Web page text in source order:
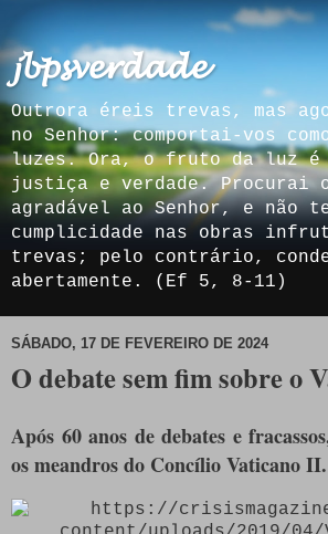
𝓳𝓫𝓹𝓼𝓿𝓮𝓻𝓭𝓪𝓭𝓮
Outrora éreis trevas, mas
no Senhor: comportai-vos
luzes. Ora, o fruto da luz é
justiça e verdade. Procurai
agradável ao Senhor, e não
cumplicidade nas obras
trevas; pelo contrário,
abertamente. (Ef 5, 8-11)
SÁBADO, 17 DE FEVEREIRO DE 2024
O debate sem fim sobre o
Após 60 anos de debates e
os meandros do Concílio Vaticano II.